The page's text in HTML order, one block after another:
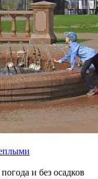
и без осадков